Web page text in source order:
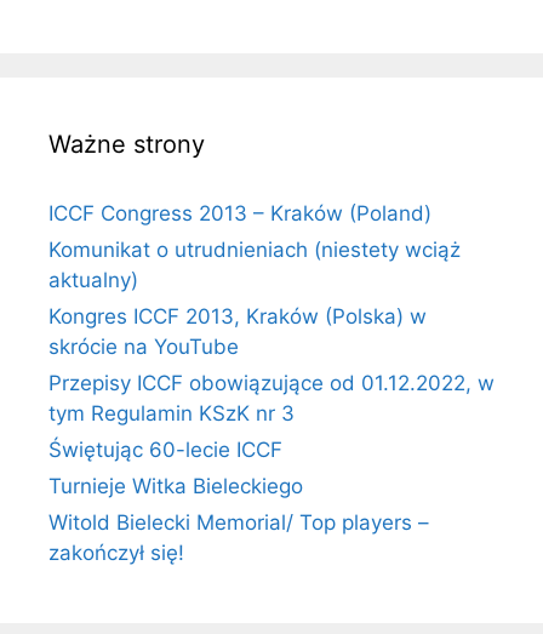
Ważne strony
ICCF Congress 2013 – Kraków (Poland)
Komunikat o utrudnieniach (niestety wciąż
aktualny)
Kongres ICCF 2013, Kraków (Polska) w
skrócie na YouTube
Przepisy ICCF obowiązujące od 01.12.2022, w
tym Regulamin KSzK nr 3
Świętując 60-lecie ICCF
Turnieje Witka Bieleckiego
Witold Bielecki Memorial/ Top players –
zakończył się!